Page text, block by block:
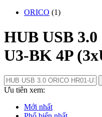
ORICO (1)
HUB USB
U3-BK 4P
Ưu tiên xem:
Mới nhất